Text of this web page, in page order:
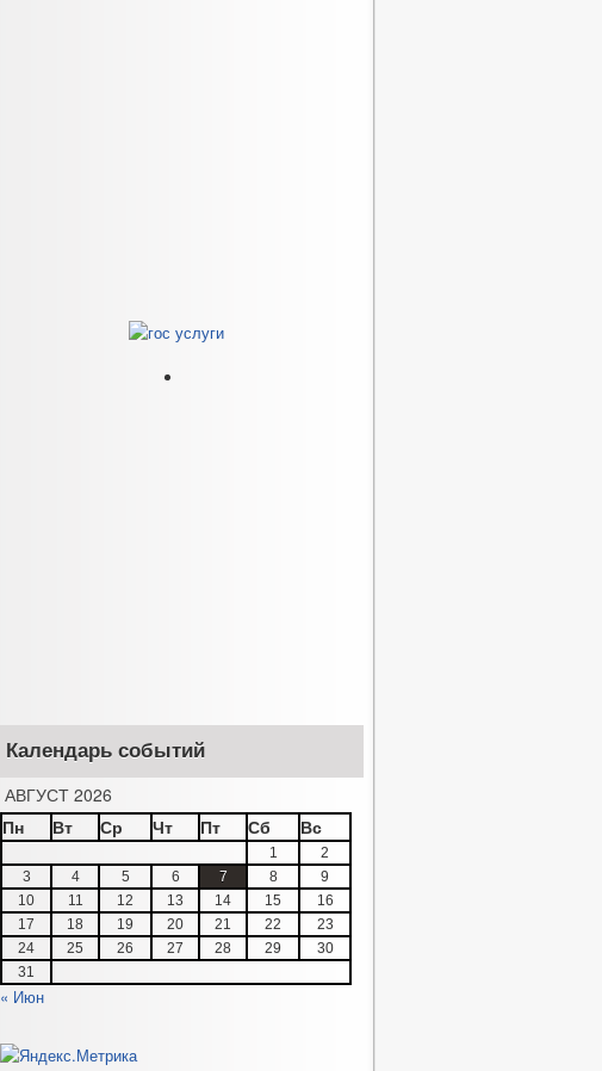
Календарь событий
АВГУСТ 2026
Пн
Вт Ср Чт Пт Сб Вс
1
2
3
4 5 6 7 8
9
10
11 12 13 14 15
16
17
18 19 20 21 22
23
24
25 26 27 28 29
30
31
« Июн